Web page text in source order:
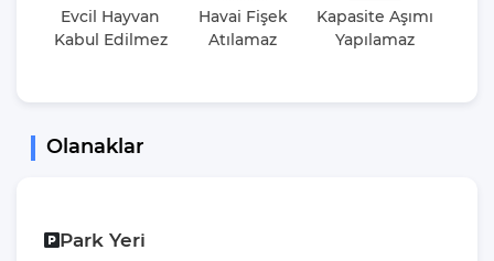
Evcil Hayvan
Kabul Edilmez
Havai Fişek
Atılamaz
Kapasite Aşımı
Yapılamaz
Olanaklar
Park Yeri